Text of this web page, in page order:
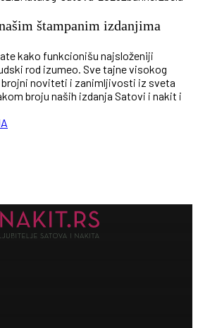
štampanim izdanjima
kako funkcionišu najsloženiji
rod izumeo. Sve tajne visokog
noviteti i zanimljivosti iz sveta
broju naših izdanja Satovi i nakit i